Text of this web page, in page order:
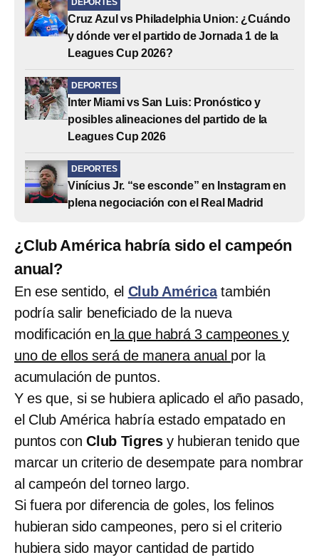
DEPORTES
Cruz Azul vs Philadelphia Union: ¿Cuándo
y dónde ver el partido de Jornada 1 de la
Leagues Cup 2026?
DEPORTES
Inter Miami vs San Luis: Pronóstico y
posibles alineaciones del partido de la
Leagues Cup 2026
DEPORTES
Vinícius Jr. “se esconde” en Instagram en
plena negociación con el Real Madrid
¿Club América habría sido el campeón
anual?
En ese sentido, el Club Américatambién
podría salir beneficiado de la nueva
modificación en la que habrá 3 campeones y
uno de ellos será de manera anual por la
acumulación de puntos.
Y es que, si se hubiera aplicado el año pasado,
el Club América habría estado empatado en
puntos conClub Tigresy hubieran tenido que
marcar un criterio de desempate para nombrar
al campeón del torneo largo.
Si fuera por diferencia de goles, los felinos
hubieran sido campeones, pero si el criterio
hubiera sido mayor cantidad de partido